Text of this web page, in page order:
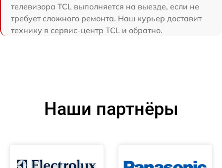
телевизора TCL выполняется на выезде, если не
требует сложного ремонта. Наш курьер доставит
технику в сервис-центр TCL и обратно.
Наши партнёры